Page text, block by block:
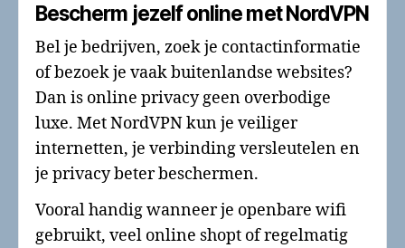
Bescherm jezelf online met NordVPN
Bel je bedrijven, zoek je contactinformatie
of bezoek je vaak buitenlandse websites?
Dan is online privacy geen overbodige
luxe. Met NordVPN kun je veiliger
internetten, je verbinding versleutelen en
je privacy beter beschermen.
Vooral handig wanneer je openbare wifi
gebruikt, veel online shopt of regelmatig